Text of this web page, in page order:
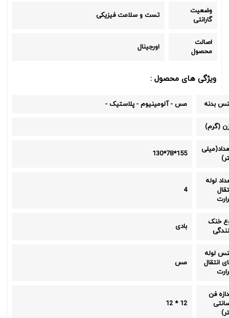
وضعیت
گارانتی
تست و سلامت فیزیکی
اصالت
محصول
اورجینال
ویژگی های محصول :
بدنه مس -آلومینیوم -پلاستیک -
(گرم)
155*78*130
لوله
4
خنک
بادی
لوله
انتقال
مس
فن
12 * 12